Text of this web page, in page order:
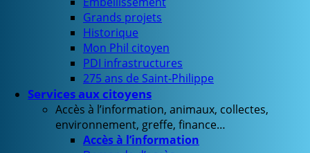
Grands projets
Historique
Mon Phil citoyen
PDI infrastructures
275 ans de Saint-Philippe
Services aux citoyens
Accès à l’information, animaux, collectes,
environnement, greffe, finance…
Accès à l’information